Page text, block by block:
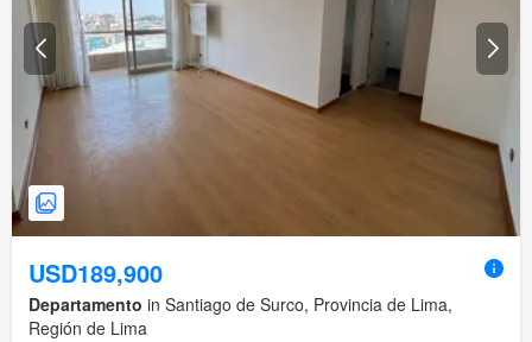
USD189,900
Departamento in Santiago de Surco, Provincia de Lima,
Región de Lima